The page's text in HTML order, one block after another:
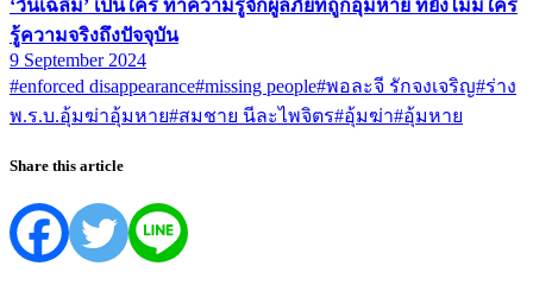
‘วันเฉลิม’ เป็นใคร ทำความรู้จักผู้ลี้ภัยที่ถูกอุ้มหาย ที่ยังไม่มีใคร
รู้ความจริงถึงปัจจุบัน
9 September 2024
#enforced disappearance#missing people#พอละจี รักจงเจริญ#ร่าง
พ.ร.บ.อุ้มฆ่าอุ้มหาย#สมชาย นีละไพจิตร#อุ้มฆ่า#อุ้มหาย
Share this article